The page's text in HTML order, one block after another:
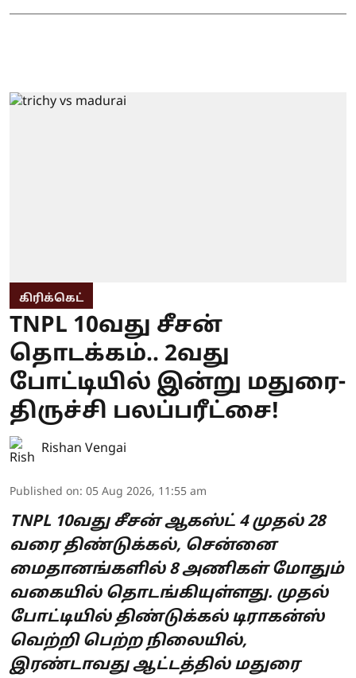
கிரிக்கெட்
TNPL 10வது சீசன்
தொடக்கம்.. 2வது
போட்டியில் இன்று மதுரை-
திருச்சி பலப்பரீட்சை!
Rishan Vengai
Published on: 05 Aug 2026, 11:55 am
TNPL 10வது சீசன் ஆகஸ்ட் 4 முதல் 28
வரை திண்டுக்கல், சென்னை
மைதானங்களில் 8 அணிகள் மோதும்
வகையில் தொடங்கியுள்ளது. முதல்
போட்டியில் திண்டுக்கல் டிராகன்ஸ்
வெற்றி பெற்ற நிலையில்,
இரண்டாவது ஆட்டத்தில் மதுரை